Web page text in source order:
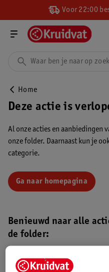
Voor 22:00
Home
Deze actie is
Al onze acties en aanbiedingen
onze folder. Daarnaast kun je
categorie.
Ga naar homepagina
Benieuwd naar alle
de folder:
Kruidvat folder